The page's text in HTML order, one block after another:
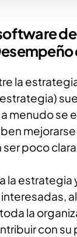
la
menudo se
poco
la
la
con su